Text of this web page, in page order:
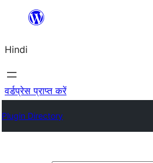
सामग्री
जाएं
Hindi
वर्डप्रेस प्राप्त करें
Plugin Directory